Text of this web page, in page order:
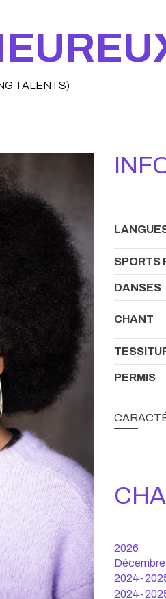
TALENTS)
SPORTS
DANSES
CHANT
PERMIS
2026
2024-
2024-